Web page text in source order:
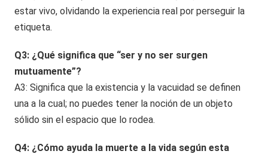
estar vivo, olvidando la experiencia real por perseguir la
etiqueta.
Q3: ¿Qué significa que “ser y no ser surgen
mutuamente”?
A3: Significa que la existencia y la vacuidad se definen
una a la cual; no puedes tener la noción de un objeto
sólido sin el espacio que lo rodea.
Q4: ¿Cómo ayuda la muerte a la vida según esta